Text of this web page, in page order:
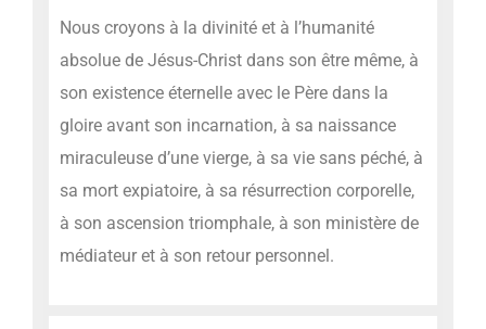
Nous croyons à la divinité et à l’humanité
absolue de Jésus-Christ dans son être même, à
son existence éternelle avec le Père dans la
gloire avant son incarnation, à sa naissance
miraculeuse d’une vierge, à sa vie sans péché, à
sa mort expiatoire, à sa résurrection corporelle,
à son ascension triomphale, à son ministère de
médiateur et à son retour personnel.